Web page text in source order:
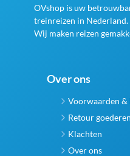
productpagina
OVshop is uw
treinreizen in Nederland.
Wij maken reizen
Over ons
Voorwaarden &
Retour
Klachten
Over ons